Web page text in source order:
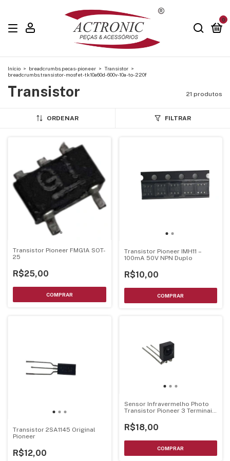
0
Início > breadcrumbs.pecas-pioneer > Transistor >
breadcrumbs.transistor-mosfet-tk10a60d-600v-10a-to-220f
Transistor 21 produtos
ORDENAR FILTRAR
Transistor Pioneer FMG1A SOT-
25
R$25,00
Transistor Pioneer IMH11 –
100mA 50V NPN Duplo
R$10,00
Transistor 2SA1145 Original
Pioneer
R$12,00
Sensor Infravermelho Photo
Transistor Pioneer 3 Terminais
R$18,00